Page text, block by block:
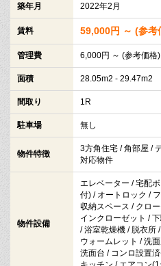
築年月 2022年2月
賃料 59,000円 ～ (参考
管理費 6,000円 ～ (参考価格)
面積 28.05m2 - 29.47m2
間取り 1R
駐車場 無し
物件特徴
3方角住宅 / 角部屋 /
対応物件
物件設備
エレベーター / 宅配
付) / オートロック /
収納スペース / クロ
インクローゼット /
/ 浴室乾燥機 / 脱衣所
ウォームレット / 洗
洗面台 / コンロ設置